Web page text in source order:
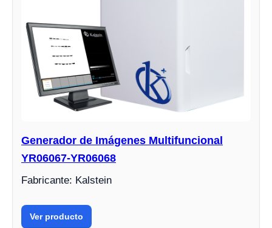
Generador de Imágenes Multifuncional
YR06067-YR06068
Fabricante: Kalstein
Ver producto